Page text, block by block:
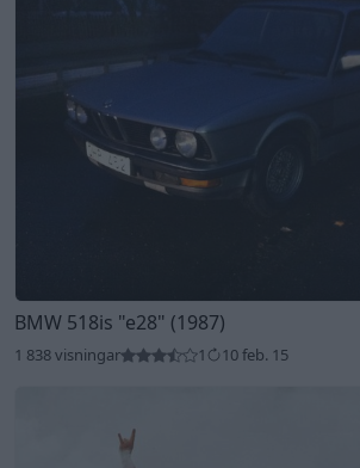
BMW 518is "e28" (1987)
1 838 visningar 1 10 feb. 15